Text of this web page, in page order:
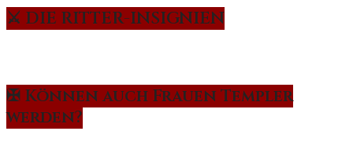
⚔️ DIE RITTER-INSIGNIEN
✠ Können auch Frauen Templer
werden?